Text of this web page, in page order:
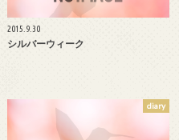
2015.9.30
シルバーウィーク
diary